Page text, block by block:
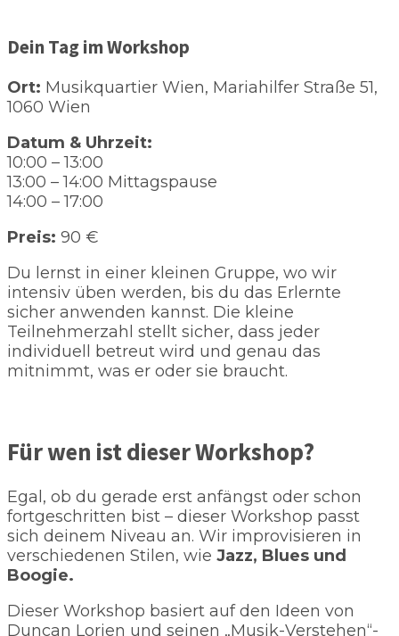
Dein Tag im Workshop
Ort: Musikquartier Wien, Mariahilfer Straße 51,
1060 Wien
Datum & Uhrzeit:
10:00 – 13:00
13:00 – 14:00 Mittagspause
14:00 – 17:00
Preis: 90 €
Du lernst in einer kleinen Gruppe, wo wir
intensiv üben werden, bis du das Erlernte
sicher anwenden kannst. Die kleine
Teilnehmerzahl stellt sicher, dass jeder
individuell betreut wird und genau das
mitnimmt, was er oder sie braucht.
Für wen ist dieser Workshop?
Egal, ob du gerade erst anfängst oder schon
fortgeschritten bist – dieser Workshop passt
sich deinem Niveau an. Wir improvisieren in
verschiedenen Stilen, wie Jazz, Blues und
Boogie.
Dieser Workshop basiert auf den Ideen von
Duncan Lorien und seinen „Musik-Verstehen“-